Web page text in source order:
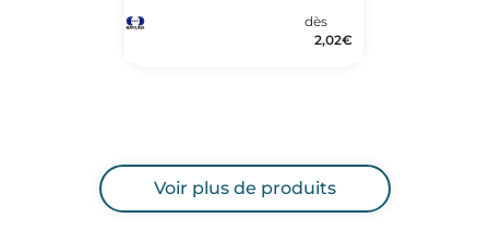
dès
2,02€
Voir plus de produits